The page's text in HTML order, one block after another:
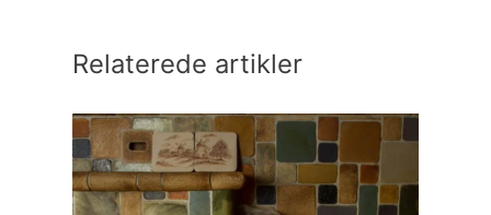
Relaterede artikler